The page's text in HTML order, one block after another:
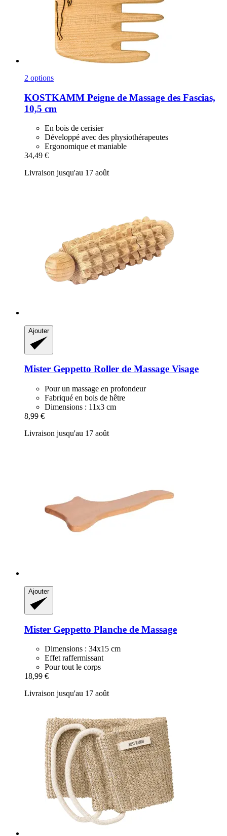
2 options
KOSTKAMM Peigne de Massage des Fascias,
10,5 cm
En bois de cerisier
Développé avec des physiothérapeutes
Ergonomique et maniable
34,49 €
Livraison jusqu'au 17 août
Ajouter
Mister Geppetto Roller de Massage Visage
Pour un massage en profondeur
Fabriqué en bois de hêtre
Dimensions : 11x3 cm
8,99 €
Livraison jusqu'au 17 août
Ajouter
Mister Geppetto Planche de Massage
Dimensions : 34x15 cm
Effet raffermissant
Pour tout le corps
18,99 €
Livraison jusqu'au 17 août